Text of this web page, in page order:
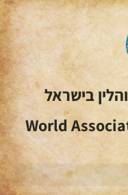
בישראל
World